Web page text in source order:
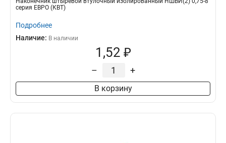
серия ЕВРО (КВТ)
Подробнее
Наличие: В наличии
1,52 ₽
– +
В корзину